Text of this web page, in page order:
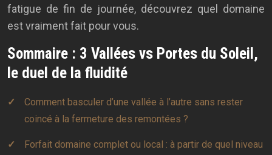
fatigue de fin de journée, découvrez quel domaine
est vraiment fait pour vous.
Sommaire : 3 Vallées vs Portes du Soleil,
le duel de la fluidité
Comment basculer d’une vallée à l’autre sans rester
coincé à la fermeture des remontées ?
Forfait domaine complet ou local : à partir de quel niveau